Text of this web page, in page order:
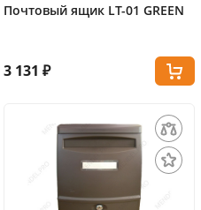
Почтовый ящик LT-01 GREEN
3 131 ₽